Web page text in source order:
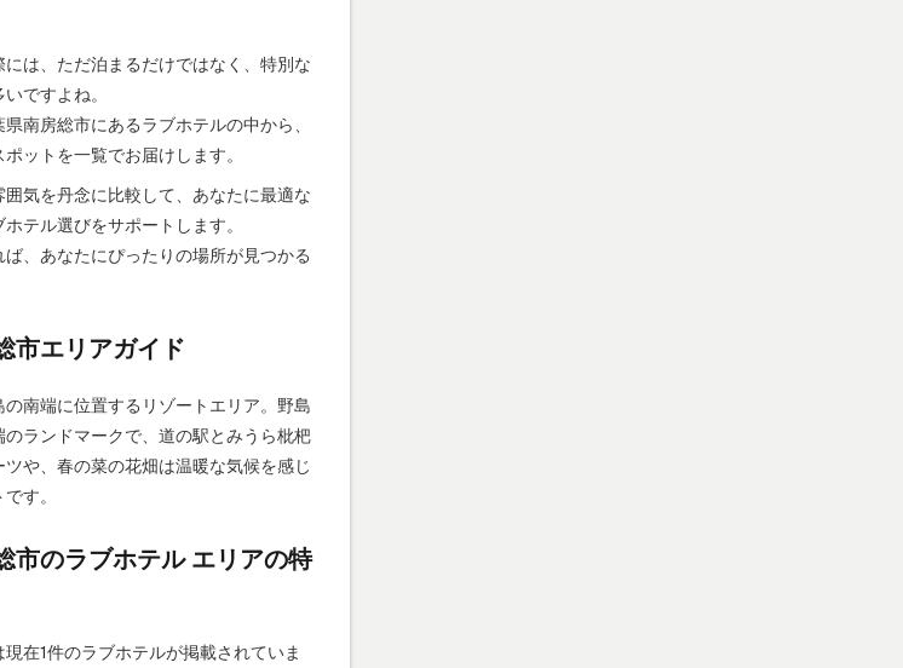
は、ただ泊まるだけではなく、特別な
ですよね。
南房総市にあるラブホテルの中から、
ットを一覧でお届けします。
気を丹念に比較して、あなたに最適な
テル選びをサポートします。
ば、あなたにぴったりの場所が見つかる
市エリアガイド
南端に位置するリゾートエリア。野島
ランドマークで、道の駅とみうら枇杷
や、春の菜の花畑は温暖な気候を感じ
す。
市のラブホテル エリアの特
在1件のラブホテルが掲載されていま